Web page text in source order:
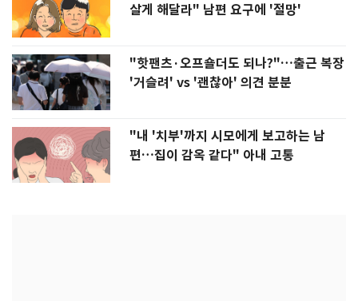
살게 해달라" 남편 요구에 '절망'
"핫팬츠·오프숄더도 되나?"…출근 복장
'거슬려' vs '괜찮아' 의견 분분
"내 '치부'까지 시모에게 보고하는 남
편…집이 감옥 같다" 아내 고통